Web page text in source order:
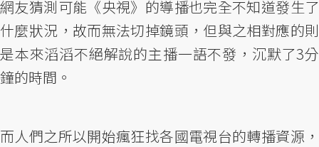
網友猜測可能《央視》的導播也完全不知道發生了
什麼狀況，故而無法切掉鏡頭，但與之相對應的則
是本來滔滔不絕解說的主播一語不發，沉默了3分
鐘的時間。
而人們之所以開始瘋狂找各國電視台的轉播資源，